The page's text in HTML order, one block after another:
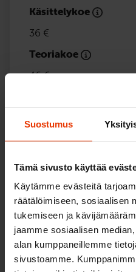
Suostumus
Tämä sivusto käyttää
Käytämme evästeitä
räätälöimiseen, sosiaalisen
tukemiseen ja
jaamme sosiaalisen
alan kumppaneillemme
sivustoamme.
Käsittelykoe
36 €
Teoriakoe
46 €
Valinnaiset
Käsittelykokeen
38 €
Ajokorttilupahakemus
45 €
Suullinen teoriakoe